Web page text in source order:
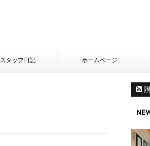
スタッフ日記 ホームページ